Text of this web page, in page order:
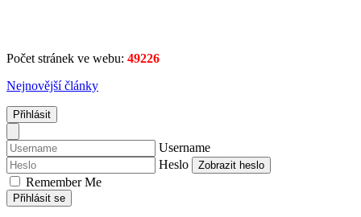
Počet stránek ve webu: 49226
Nejnovější články
Přihlásit
Username
Heslo
Zobrazit heslo
Remember Me
Přihlásit se